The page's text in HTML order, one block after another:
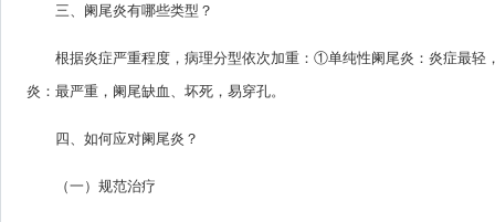
三、阑尾炎有哪些类型？
根据炎症严重程度，病理分型依次加重：①单纯性阑尾炎：炎症最
炎：最严重，阑尾缺血、坏死，易穿孔。
四、如何应对阑尾炎？
（一）规范治疗